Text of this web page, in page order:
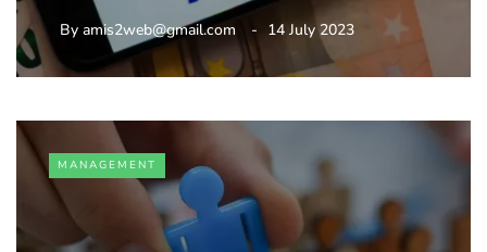
By amis2web@gmail.com 14 July 2023
MANAGEMENT